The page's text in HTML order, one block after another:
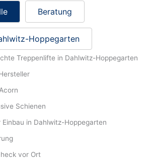
Beratung
Hoppegarten
Treppenlifte in Dahlwitz-Hoppegarten
Schienen
in Dahlwitz-Hoppegarten
vor Ort